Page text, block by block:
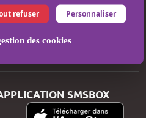
refuser Personnaliser
des cookies
et de Vente
SMSBOX